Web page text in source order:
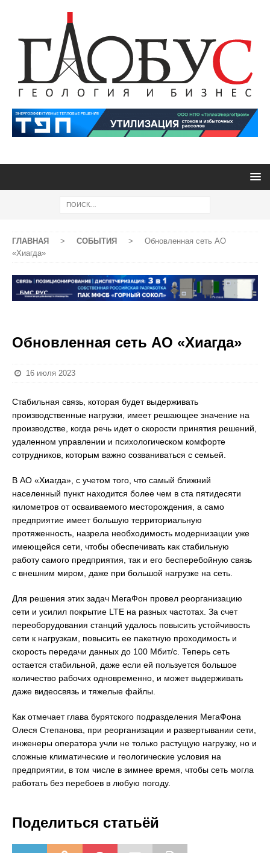
ГЛАВНАЯ > СОБЫТИЯ >
Обновленная сеть АО
«Хиагда»
Обновленная сеть АО «Хиагда»
16 июля 2023
Стабильная связь, которая будет выдерживать
производственные нагрузки, имеет решающее значение на
производстве, когда речь идет о скорости принятия решений,
удаленном управлении и психологическом комфорте
сотрудников, которым важно созваниваться с семьей.
В АО «Хиагда», с учетом того, что самый ближний
населенный пункт находится более чем в ста пятидесяти
километров от осваиваемого месторождения, а само
предприятие имеет большую территориальную
протяженность, назрела необходимость модернизации уже
имеющейся сети, чтобы обеспечивать как стабильную
работу самого предприятия, так и его бесперебойную связь
с внешним миром, даже при большой нагрузке на сеть.
Для решения этих задач МегаФон провел реорганизацию
сети и усилил покрытие LTE на разных частотах. За счет
переоборудования станций удалось повысить устойчивость
сети к нагрузкам, повысить ее пакетную проходимость и
скорость передачи данных до 100 Мбит/с. Теперь сеть
остается стабильной, даже если ей пользуется большое
количество рабочих одновременно, и может выдерживать
даже видеосвязь и тяжелые файлы.
Как отмечает глава бурятского подразделения МегаФона
Олеся Степанова, при реорганизации и развертывании сети,
инженеры оператора учли не только растущую нагрузку, но и
сложные климатические и геологические условия на
предприятии, в том числе в зимнее время, чтобы сеть могла
работать без перебоев в любую погоду.
Поделиться статьёй